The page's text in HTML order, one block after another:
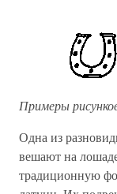
Примеры
Одна из
вешают на
традиционную